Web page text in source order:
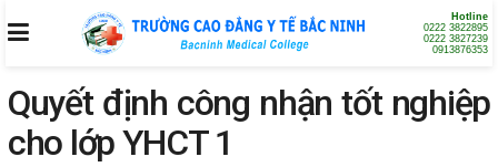
Hotline
0222 3822895
0222 3827239
0913876353
Quyết định công nhận tốt nghiệp
cho lớp YHCT 1